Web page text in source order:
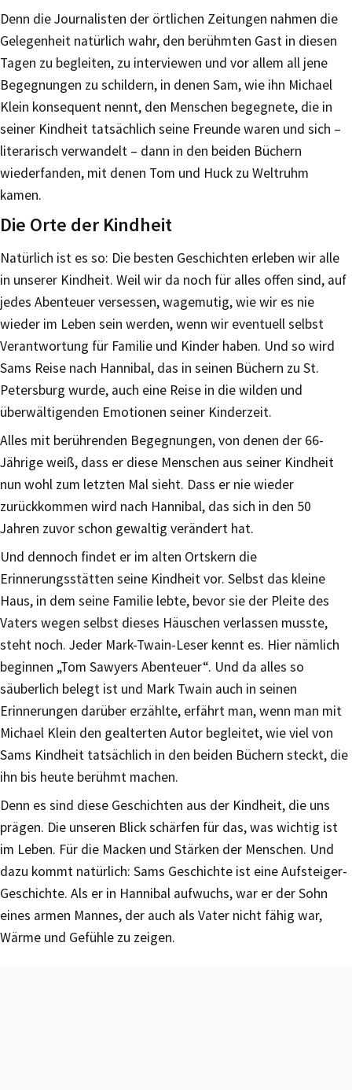
Denn die Journalisten der örtlichen Zeitungen nahmen die
Gelegenheit natürlich wahr, den berühmten Gast in diesen
Tagen zu begleiten, zu interviewen und vor allem all jene
Begegnungen zu schildern, in denen Sam, wie ihn Michael
Klein konsequent nennt, den Menschen begegnete, die in
seiner Kindheit tatsächlich seine Freunde waren und sich –
literarisch verwandelt – dann in den beiden Büchern
wiederfanden, mit denen Tom und Huck zu Weltruhm
kamen.
Die Orte der Kindheit
Natürlich ist es so: Die besten Geschichten erleben wir alle
in unserer Kindheit. Weil wir da noch für alles offen sind, auf
jedes Abenteuer versessen, wagemutig, wie wir es nie
wieder im Leben sein werden, wenn wir eventuell selbst
Verantwortung für Familie und Kinder haben. Und so wird
Sams Reise nach Hannibal, das in seinen Büchern zu St.
Petersburg wurde, auch eine Reise in die wilden und
überwältigenden Emotionen seiner Kinderzeit.
Alles mit berührenden Begegnungen, von denen der 66-
Jährige weiß, dass er diese Menschen aus seiner Kindheit
nun wohl zum letzten Mal sieht. Dass er nie wieder
zurückkommen wird nach Hannibal, das sich in den 50
Jahren zuvor schon gewaltig verändert hat.
Und dennoch findet er im alten Ortskern die
Erinnerungsstätten seine Kindheit vor. Selbst das kleine
Haus, in dem seine Familie lebte, bevor sie der Pleite des
Vaters wegen selbst dieses Häuschen verlassen musste,
steht noch. Jeder Mark-Twain-Leser kennt es. Hier nämlich
beginnen „Tom Sawyers Abenteuer“. Und da alles so
säuberlich belegt ist und Mark Twain auch in seinen
Erinnerungen darüber erzählte, erfährt man, wenn man mit
Michael Klein den gealterten Autor begleitet, wie viel von
Sams Kindheit tatsächlich in den beiden Büchern steckt, die
ihn bis heute berühmt machen.
Denn es sind diese Geschichten aus der Kindheit, die uns
prägen. Die unseren Blick schärfen für das, was wichtig ist
im Leben. Für die Macken und Stärken der Menschen. Und
dazu kommt natürlich: Sams Geschichte ist eine Aufsteiger-
Geschichte. Als er in Hannibal aufwuchs, war er der Sohn
eines armen Mannes, der auch als Vater nicht fähig war,
Wärme und Gefühle zu zeigen.